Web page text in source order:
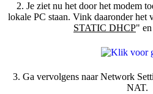
2. Je ziet nu het door het modem
lokale PC staan. Vink daaronder
STATIC DHCP"
3. Ga vervolgens naar Network
NAT.